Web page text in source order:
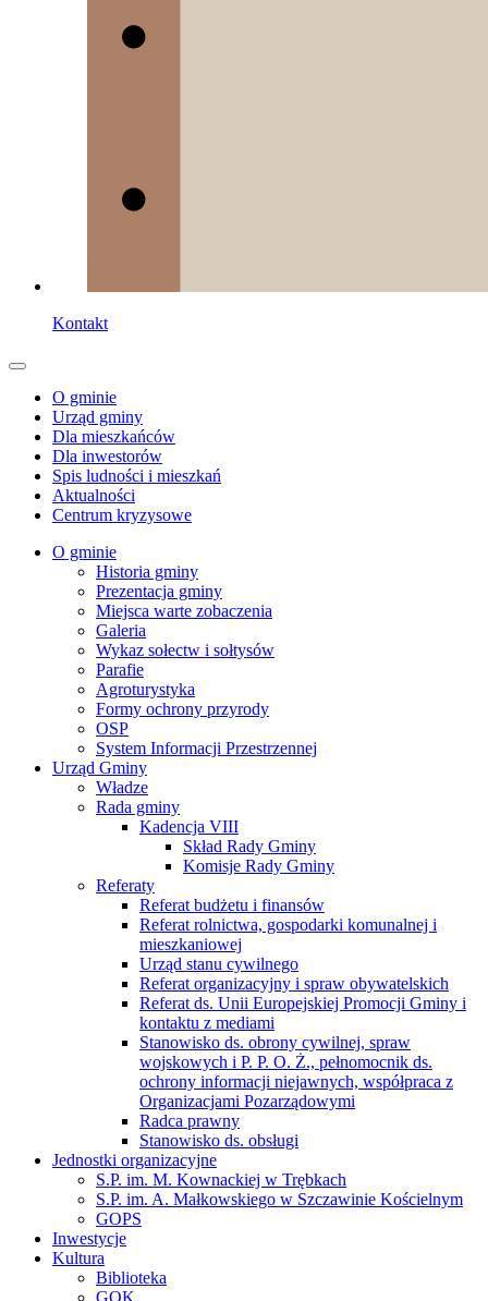
Kontakt
O gminie
Urząd gminy
Dla mieszkańców
Dla inwestorów
Spis ludności i mieszkań
Aktualności
Centrum kryzysowe
O gminie
Historia gminy
Prezentacja gminy
Miejsca warte zobaczenia
Galeria
Wykaz sołectw i sołtysów
Parafie
Agroturystyka
Formy ochrony przyrody
OSP
System Informacji Przestrzennej
Urząd Gminy
Władze
Rada gminy
Kadencja VIII
Skład Rady Gminy
Komisje Rady Gminy
Referaty
Referat budżetu i finansów
Referat rolnictwa, gospodarki komunalnej i
mieszkaniowej
Urząd stanu cywilnego
Referat organizacyjny i spraw obywatelskich
Referat ds. Unii Europejskiej Promocji Gminy i
kontaktu z mediami
Stanowisko ds. obrony cywilnej, spraw
wojskowych i P. P. O. Ż., pełnomocnik ds.
ochrony informacji niejawnych, współpraca z
Organizacjami Pozarządowymi
Radca prawny
Stanowisko ds. obsługi
Jednostki organizacyjne
S.P. im. M. Kownackiej w Trębkach
S.P. im. A. Małkowskiego w Szczawinie Kościelnym
GOPS
Inwestycje
Kultura
Biblioteka